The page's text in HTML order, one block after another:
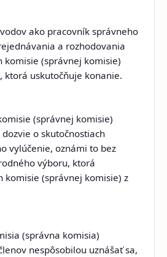
ako pracovník správneho
a rozhodovania
komisie (správnej komisie)
ktorá uskutočňuje konanie.
(správnej komisie)
o skutočnostiach
vylúčenie, oznámi to bez
výboru, ktorá
komisie (správnej komisie) z
(správna komisia)
nespôsobilou uznášať sa,